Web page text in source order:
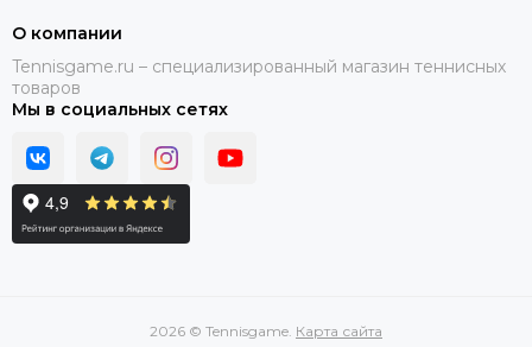
О компании
Tennisgame.ru – специализированный магазин теннисных
товаров
Мы в социальных сетях
2026 © Tennisgame. Карта сайта